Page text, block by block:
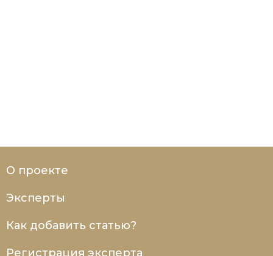
О проекте
Эксперты
Как добавить статью?
Регистрация эксперта